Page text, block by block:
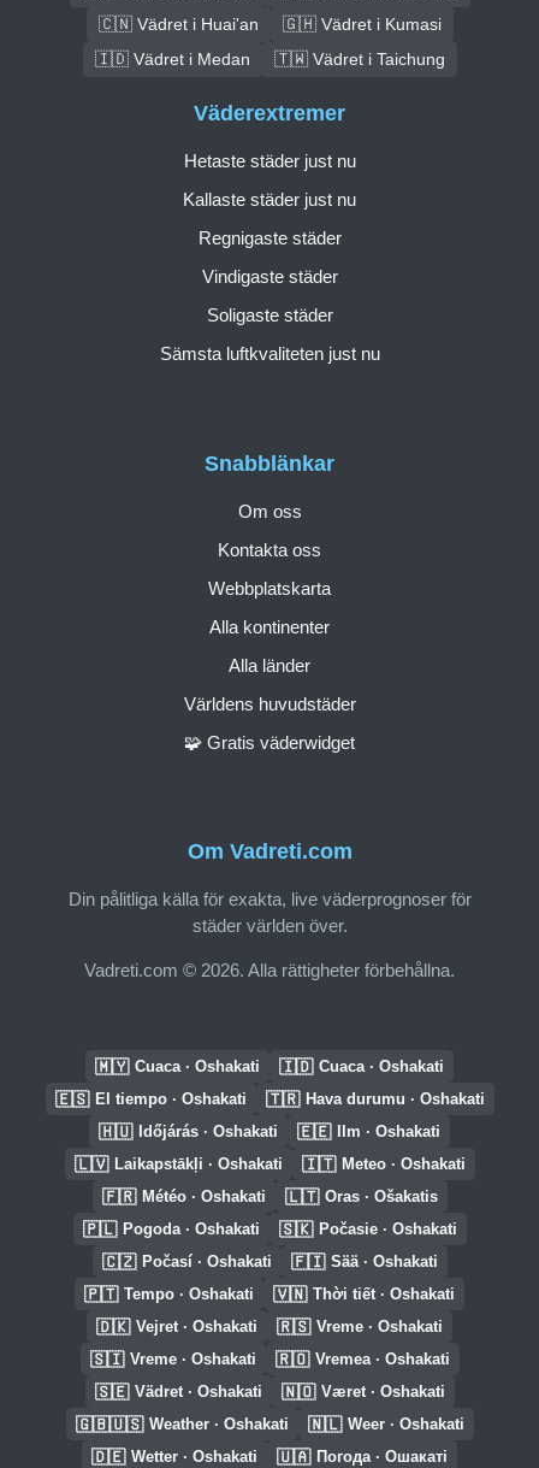
🇨🇳 Vädret i Huai'an
🇬🇭 Vädret i Kumasi
🇮🇩 Vädret i Medan
🇹🇼 Vädret i Taichung
Om Vadreti.com
Din pålitliga källa för exakta, live väderprognoser för
städer världen över.
Vadreti.com © 2026. Alla rättigheter förbehållna.
Snabblänkar
Om oss
Kontakta oss
Webbplatskarta
Alla kontinenter
Alla länder
Världens huvudstäder
🧩 Gratis väderwidget
Väderextremer
Hetaste städer just nu
Kallaste städer just nu
Regnigaste städer
Vindigaste städer
Soligaste städer
Sämsta luftkvaliteten just nu
🇲🇾 Cuaca · Oshakati 🇮🇩 Cuaca · Oshakati
🇪🇸 El tiempo · Oshakati 🇹🇷 Hava durumu · Oshakati
🇭🇺 Időjárás · Oshakati 🇪🇪 Ilm · Oshakati
🇱🇻 Laikapstākļi · Oshakati 🇮🇹 Meteo · Oshakati
🇫🇷 Météo · Oshakati 🇱🇹 Oras · Ošakatis
🇵🇱 Pogoda · Oshakati 🇸🇰 Počasie · Oshakati
🇨🇿 Počasí · Oshakati 🇫🇮 Sää · Oshakati
🇵🇹 Tempo · Oshakati 🇻🇳 Thời tiết · Oshakati
🇩🇰 Vejret · Oshakati 🇷🇸 Vreme · Oshakati
🇸🇮 Vreme · Oshakati 🇷🇴 Vremea · Oshakati
🇸🇪 Vädret · Oshakati 🇳🇴 Været · Oshakati
🇬🇧🇺🇸 Weather · Oshakati 🇳🇱 Weer · Oshakati
🇩🇪 Wetter · Oshakati 🇺🇦 Погода · Ошакаті